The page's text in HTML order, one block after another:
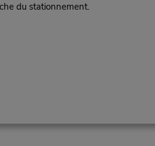
du stationnement.